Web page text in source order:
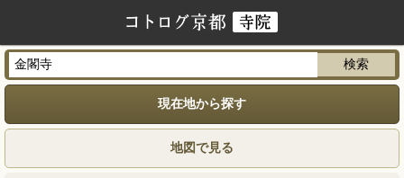
現在地から探す
地図で見る